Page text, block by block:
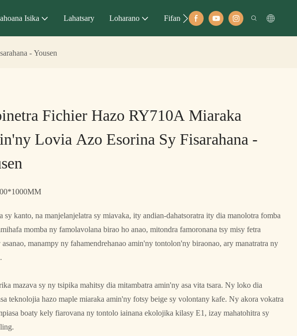
Isika Lahatsary Loharano Fifandraisana
- Yousen
Fichier Hazo RY710A Miaraka
Lovia Azo Esorina Sy Fisarahana -
sy kanto, na manjelanjelatra sy miavaka, ity andian-dahatsoratra ity dia manolotra fomba
momba ny famolavolana birao ho anao, mitondra famoronana tsy misy fetra
manampy ny fahamendrehanao amin'ny tontolon'ny biraonao, ary manatratra ny
mazava sy ny tsipika mahitsy dia mitambatra amin'ny asa vita tsara. Ny loko dia
teknolojia hazo maple miaraka amin'ny fotsy beige sy volontany kafe. Ny akora vokatra
boaty kely fiarovana ny tontolo iainana ekolojika kilasy E1, izay mahatohitra sy